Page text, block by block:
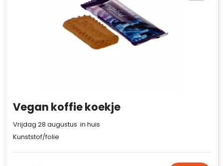
Vegan koffie koekje
Vrijdag 28 augustus in huis
Kunststof/folie